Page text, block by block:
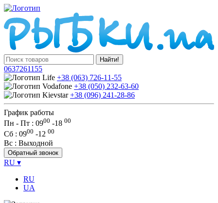
Найти!
0637261155
+38 (063) 726-11-55
+38 (050) 232-63-60
+38 (096) 241-28-86
График работы
Пн - Пт : 0900 -18 00
Сб : 0900 -12 00
Вс : Выходной
Обратный звонок
RU ▾
RU
UA